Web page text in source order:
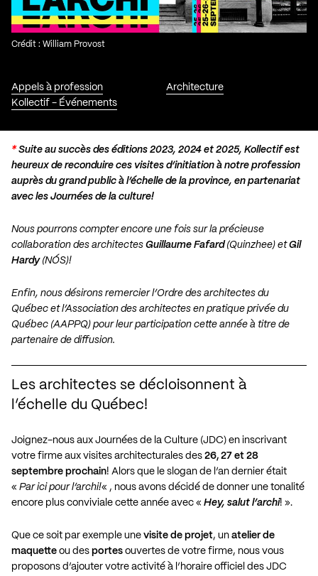
Appels à profession
Kollectif - Événements
Architecture
Crédit : William Provost
*Suite au succès des éditions 2023, 2024 et 2025, Kollectif est
heureux de reconduire ces visites d’initiation à notre profession
auprès du grand public à l’échelle de la province, en partenariat
avec les Journées de la culture!
Nous pourrons compter encore une fois sur la précieuse
collaboration des architectes Guillaume Fafard(Quinzhee) etGil
Hardy(NÓS)!
Enfin, nous désirons remercier l’Ordre des architectes du
Québec et l’Association des architectes en pratique privée du
Québec (AAPPQ) pour leur participation cette année à titre de
partenaire de diffusion.
Les architectes se décloisonnent à
l’échelle du Québec!
Joignez-nous aux Journées de la Culture (JDC) en inscrivant
votre firme aux visites architecturales des 26, 27 et 28
septembre prochain! Alors que le slogan de l’an dernier était
« Par ici pour l’archi!« , nous avons décidé de donner une tonalité
encore plus conviviale cette année avec « Hey, salut l’archi! ».
Que ce soit par exemple une visite de projet, un atelier de
maquette ou des portes ouvertes de votre firme, nous vous
proposons d’ajouter votre activité à l’horaire officiel des JDC